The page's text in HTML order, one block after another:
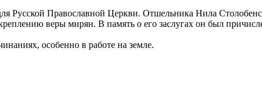
Русской Православной Церкви. Отшельника Нила
веры мирян. В память о его заслугах он был
особенно в работе на земле.